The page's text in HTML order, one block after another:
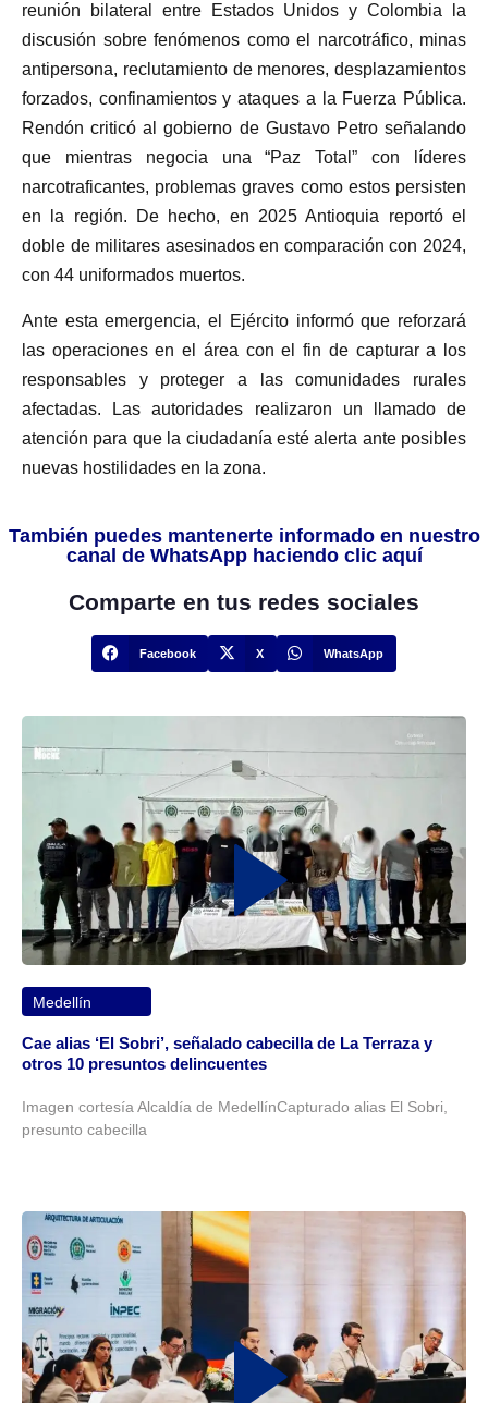
reunión bilateral entre Estados Unidos y Colombia la
discusión sobre fenómenos como el narcotráfico, minas
antipersona, reclutamiento de menores, desplazamientos
forzados, confinamientos y ataques a la Fuerza Pública.
Rendón criticó al gobierno de Gustavo Petro señalando
que mientras negocia una “Paz Total” con líderes
narcotraficantes, problemas graves como estos persisten
en la región. De hecho, en 2025 Antioquia reportó el
doble de militares asesinados en comparación con 2024,
con 44 uniformados muertos.
Ante esta emergencia, el Ejército informó que reforzará
las operaciones en el área con el fin de capturar a los
responsables y proteger a las comunidades rurales
afectadas. Las autoridades realizaron un llamado de
atención para que la ciudadanía esté alerta ante posibles
nuevas hostilidades en la zona.
También puedes mantenerte informado en nuestro
canal de WhatsApp haciendo clic aquí
Comparte en tus redes sociales
Facebook X WhatsApp
Medellín
Cae alias ‘El Sobri’, señalado cabecilla de La Terraza y
otros 10 presuntos delincuentes
Imagen cortesía Alcaldía de MedellínCapturado alias El Sobri,
presunto cabecilla